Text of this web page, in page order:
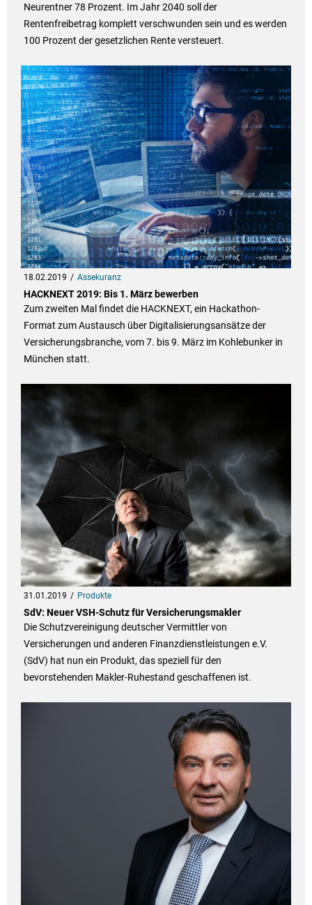
Neurentner 78 Prozent. Im Jahr 2040 soll der
Rentenfreibetrag komplett verschwunden sein und es werden
100 Prozent der gesetzlichen Rente versteuert.
18.02.2019 Assekuranz
HACKNEXT 2019: Bis 1. März bewerben
Zum zweiten Mal findet die HACKNEXT, ein Hackathon-
Format zum Austausch über Digitalisierungsansätze der
Versicherungsbranche, vom 7. bis 9. März im Kohlebunker in
München statt.
31.01.2019 Produkte
SdV: Neuer VSH-Schutz für Versicherungsmakler
Die Schutzvereinigung deutscher Vermittler von
Versicherungen und anderen Finanzdienstleistungen e.V.
(SdV) hat nun ein Produkt, das speziell für den
bevorstehenden Makler-Ruhestand geschaffenen ist.